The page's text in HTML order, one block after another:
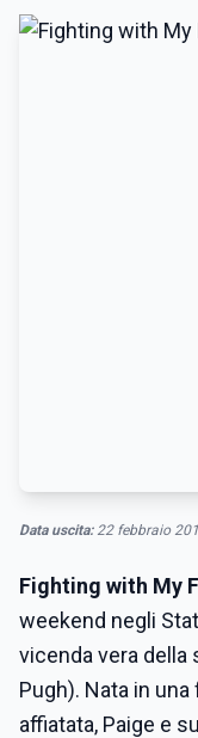
Data uscita:22 febbraio
Fighting with My
weekend negli
vicenda vera della
Pugh). Nata in
affiatata, Paige e